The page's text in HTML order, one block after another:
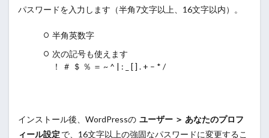
パスワードを入力します（半角7文字以上、16文字以内）。
半角英数字
次の記号も使えます
！ ＃ ＄ ％ ＝ ~ ^ | : _ [ ] . + – * /
インストール後、WordPressの ユーザー ＞ あなたのプロフ
ィール設定 で、16文字以上の強固なパスワードに変更するこ